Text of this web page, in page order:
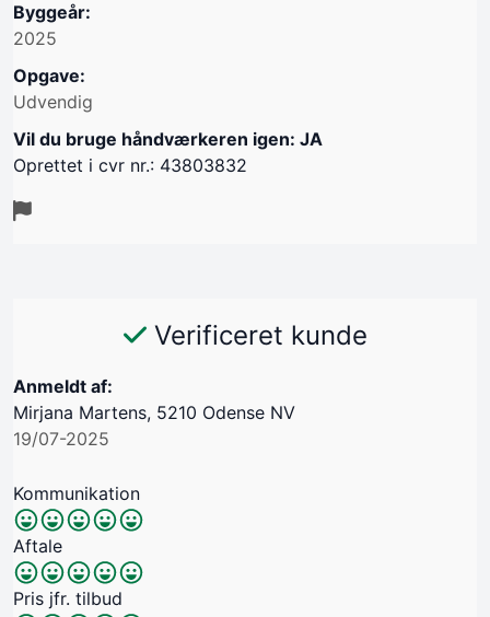
Byggeår:
2025
Opgave:
Udvendig
Vil du bruge håndværkeren igen: JA
Oprettet i cvr nr.: 43803832
Verificeret kunde
Anmeldt af:
Mirjana Martens, 5210 Odense NV
19/07-2025
Kommunikation
Aftale
Pris jfr. tilbud